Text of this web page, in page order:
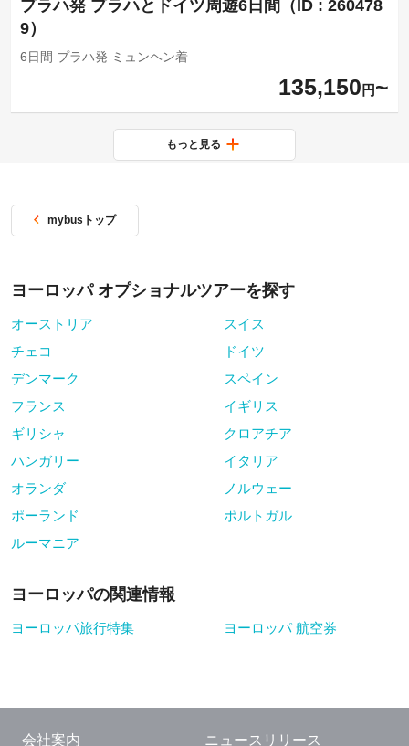
プラハ発 プラハとドイツ周遊6日間（ID : 260478
9）
6日間 プラハ発 ミュンヘン着
135,150 円
もっと見る
mybusトップ
ヨーロッパ オプショナルツアーを探す
オーストリア
スイス
チェコ
ドイツ
デンマーク
スペイン
フランス
イギリス
ギリシャ
クロアチア
ハンガリー
イタリア
オランダ
ノルウェー
ポーランド
ポルトガル
ルーマニア
ヨーロッパの関連情報
ヨーロッパ旅行特集 ヨーロッパ 航空券
会社案内 ニュースリリース